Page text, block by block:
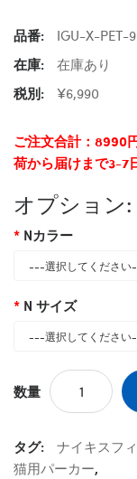
品番:
IGU-X-PET-
在庫:
在庫あり
税別:
¥6,990
ご注文合計：8990
荷から届けまで3-7
オプション:
Nカラー
N サイズ
数量
タグ: ナイキスフ
猫用パーカー,